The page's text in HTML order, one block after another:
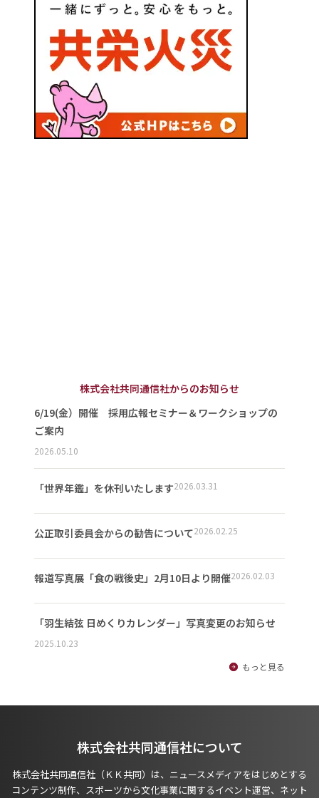
株式会社共同通信社からのお知らせ
6/19(金）開催 採用広報セミナー＆ワークショップの
ご案内
2026.05.10
「世界年鑑」を休刊いたします2026.03.31
公正取引委員会からの勧告について2026.02.25
報道写真展「食の戦後史」2月10日より開催2026.02.03
「羽生結弦 日めくりカレンダー」写真変更のお知らせ
2025.10.23
もっと見る
株式会社共同通信社について
株式会社共同通信社（ＫＫ共同）は、ニュースメディアをはじめとする
コンテンツ制作、スポーツから文化事業に関するイベント運営、ネット